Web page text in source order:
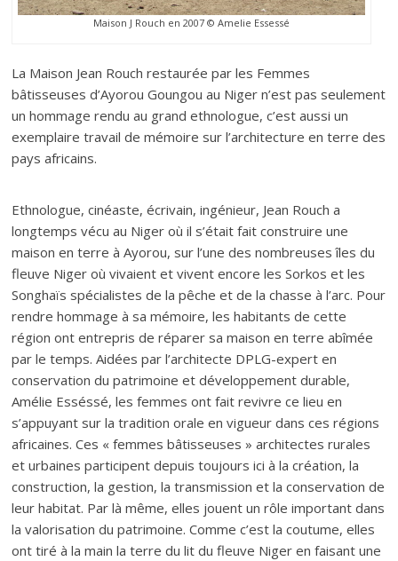
Maison J Rouch en 2007 © Amelie Essessé
La Maison Jean Rouch restaurée par les Femmes
bâtisseuses d’Ayorou Goungou au Niger n’est pas seulement
un hommage rendu au grand ethnologue, c’est aussi un
exemplaire travail de mémoire sur l’architecture en terre des
pays africains.
Ethnologue, cinéaste, écrivain, ingénieur, Jean Rouch a
longtemps vécu au Niger où il s’était fait construire une
maison en terre à Ayorou, sur l’une des nombreuses îles du
fleuve Niger où vivaient et vivent encore les Sorkos et les
Songhaïs spécialistes de la pêche et de la chasse à l’arc. Pour
rendre hommage à sa mémoire, les habitants de cette
région ont entrepris de réparer sa maison en terre abîmée
par le temps. Aidées par l’architecte DPLG-expert en
conservation du patrimoine et développement durable,
Amélie Esséssé, les femmes ont fait revivre ce lieu en
s’appuyant sur la tradition orale en vigueur dans ces régions
africaines. Ces « femmes bâtisseuses » architectes rurales
et urbaines participent depuis toujours ici à la création, la
construction, la gestion, la transmission et la conservation de
leur habitat. Par là même, elles jouent un rôle important dans
la valorisation du patrimoine. Comme c’est la coutume, elles
ont tiré à la main la terre du lit du fleuve Niger en faisant une